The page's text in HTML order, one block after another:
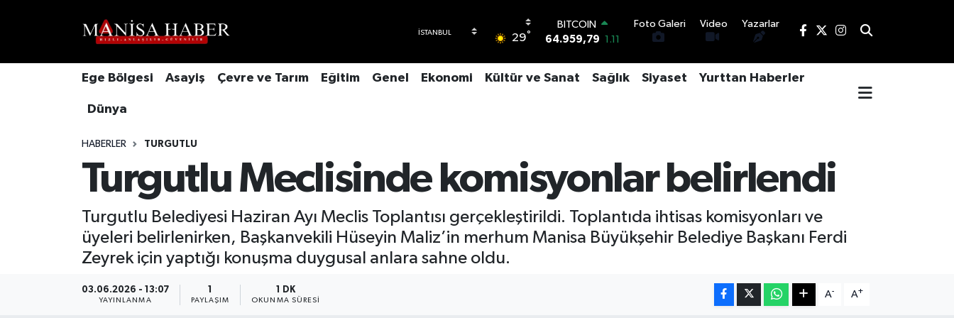
29°
BITCOIN
64.959,79 1.11
EURO
BİST100
13.779
Foto Galeri Video Yazarlar
Ege Bölgesi Asayiş Çevre ve Tarım Eğitim Genel Ekonomi Kültür ve Sanat Sağlık Siyaset Yurttan Haberler
Dünya
HABERLER TURGUTLU
Turgutlu Meclisinde komisyonlar belirlendi
Turgutlu Belediyesi Haziran Ayı Meclis Toplantısı gerçekleştirildi. Toplantıda ihtisas komisyonları ve
üyeleri belirlenirken, Başkanvekili Hüseyin Maliz’in merhum Manisa Büyükşehir Belediye Başkanı Ferdi
Zeyrek için yaptığı konuşma duygusal anlara sahne oldu.
03.06.2026 - 13:07
YAYINLANMA
1
PAYLAŞIM
1 DK
OKUNMA SÜRESI
A- A+
Tüm Manşetler
Son Dakika Haberleri
Haber Arşivi